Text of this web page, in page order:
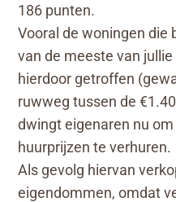
186 punten.
Vooral de woningen die
van de meeste van
hierdoor getroffen
ruwweg tussen de
dwingt eigenaren nu
huurprijzen te verhuren.
Als gevolg hiervan
eigendommen, omdat